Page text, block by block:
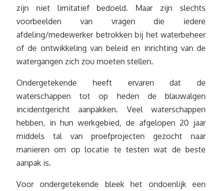
zijn niet limitatief bedoeld. Maar zijn slechts
voorbeelden van vragen die iedere
afdeling/medewerker betrokken bij het waterbeheer
of de ontwikkeling van beleid en inrichting van de
watergangen zich zou moeten stellen.
Ondergetekende heeft ervaren dat de
waterschappen tot op heden de blauwalgen
incidentgericht aanpakken. Veel waterschappen
hebben, in hun werkgebied, de afgelopen 20 jaar
middels tal van proefprojecten gezocht naar
manieren om op locatie te testen wat de beste
aanpak is.
Voor ondergetekende bleek het ondoenlijk een